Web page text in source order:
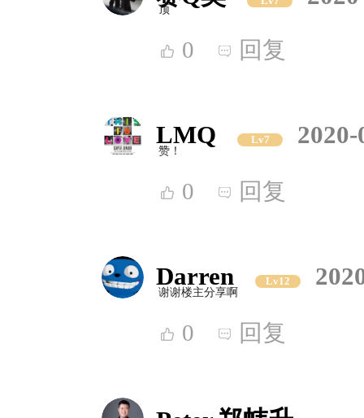
顶
0 回复
LMQ Lv7
赞！
0 回复
Darren Lv12
谢谢楼主分享啊
0 回复